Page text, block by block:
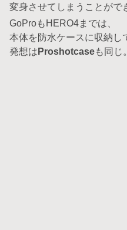
変身させてしまうことがで
GoProもHERO4までは、
本体を防水ケースに収納し
発想は Proshotcaseも同じ。